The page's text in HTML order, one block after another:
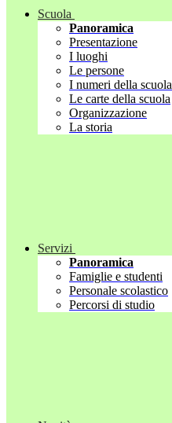
Scuola
Panoramica
Presentazione
I luoghi
Le persone
I numeri della scuola
Le carte della scuola
Organizzazione
La storia
Servizi
Panoramica
Famiglie e studenti
Personale scolastico
Percorsi di studio